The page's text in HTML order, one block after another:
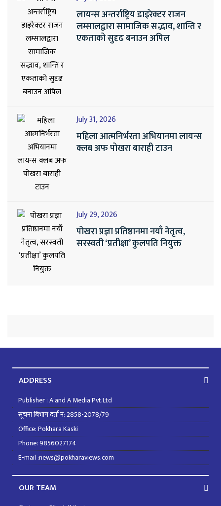
लायन्स अन्तर्राष्ट्रिय डाइरेक्टर राजन
लम्सालद्वारा सामाजिक सद्भाव, शान्ति र
एकताको सुदृढ बनाउन अपिल
July 31, 2026
महिला आत्मनिर्भरता अभियानमा लायन्स
क्लब अफ पोखरा बाराही टाउन
July 29, 2026
पोखरा प्रज्ञा प्रतिष्ठानमा नयाँ नेतृत्व,
सरस्वती ‘प्रतीक्षा’ कुलपति नियुक्त
ADDRESS
Publisher : A and A Media Pvt.Ltd
सूचना बिभाग दर्ता नं: 2858-2078/79
Office: Pokhara Kaski
Phone: 9856027174
E-mail :news@pokharaviews.com
OUR TEAM